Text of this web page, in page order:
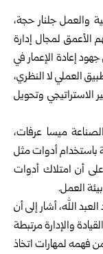
والعمل جلنار حجة،
الأعمق لمجال إدارة
إعادة الإعمار في
العملي لا النظري،
الاستراتيجي وتحويل
ميسا عرفات،
باستخدام أدوات مثل
أن امتلاك أدوات
بيئة العمل.
الله، أشار إلى أن
والإدارة مرتبطة
فهمه لمهارات اتخاذ